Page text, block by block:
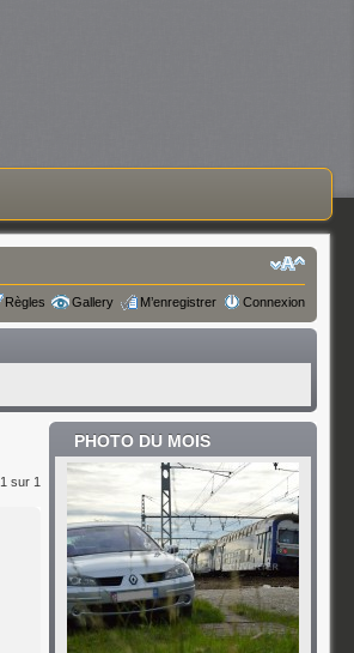
Règles Gallery M’enregistrer Connexion
1 sur 1
PHOTO DU MOIS